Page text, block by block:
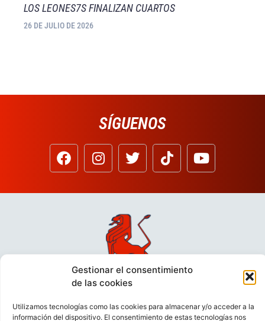
Gestionar el consentimiento
de las cookies
Utilizamos tecnologías como las cookies para almacenar y/o acceder a la
información del dispositivo. El consentimiento de estas tecnologías nos
LOS LEONES7S FINALIZAN CUARTOS
26 DE JULIO DE 2026
SÍGUENOS